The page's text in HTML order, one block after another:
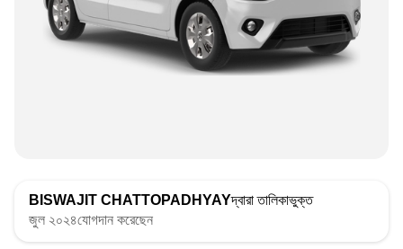
BISWAJIT CHATTOPADHYAYদ্বারা তালিকাভুক্ত
জুল ২০২৪যোগদান করেছেন